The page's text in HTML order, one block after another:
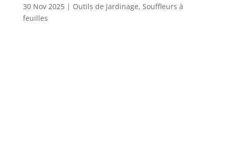
30 Nov 2025| Outils de jardinage, Souffleurs à
feuilles